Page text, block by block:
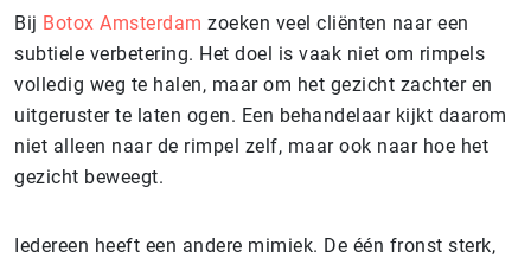
Bij Botox Amsterdam zoeken veel cliënten naar een
subtiele verbetering. Het doel is vaak niet om rimpels
volledig weg te halen, maar om het gezicht zachter en
uitgeruster te laten ogen. Een behandelaar kijkt daarom
niet alleen naar de rimpel zelf, maar ook naar hoe het
gezicht beweegt.
Iedereen heeft een andere mimiek. De één fronst sterk,